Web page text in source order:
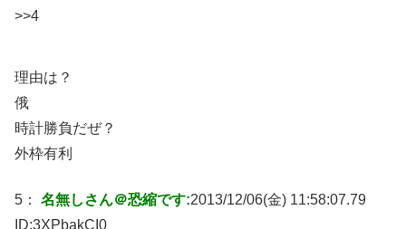
>>4
理由は？
俄
時計勝負だぜ？
外枠有利
5： 名無しさん＠恐縮です:2013/12/06(金) 11:58:07.79
ID:3XPbakCI0